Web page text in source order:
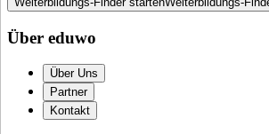
Über eduwo
Über Uns
Partner
Kontakt